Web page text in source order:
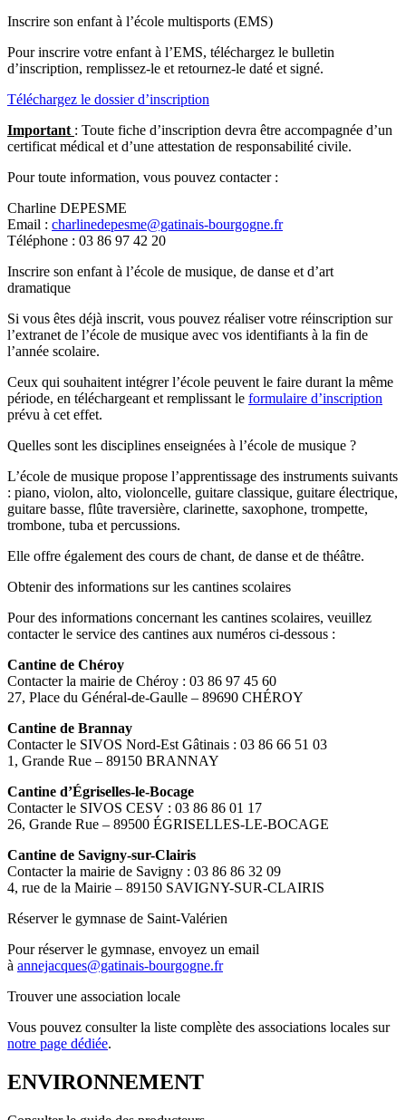
Inscrire son enfant à l’école multisports (EMS)
Pour inscrire votre enfant à l’EMS, téléchargez le bulletin
d’inscription, remplissez-le et retournez-le daté et signé.
Téléchargez le dossier d’inscription
Important : Toute fiche d’inscription devra être accompagnée d’un
certificat médical et d’une attestation de responsabilité civile.
Pour toute information, vous pouvez contacter :
Charline DEPESME
Email : charlinedepesme@gatinais-bourgogne.fr
Téléphone : 03 86 97 42 20
Inscrire son enfant à l’école de musique, de danse et d’art
dramatique
Si vous êtes déjà inscrit, vous pouvez réaliser votre réinscription sur
l’extranet de l’école de musique avec vos identifiants à la fin de
l’année scolaire.
Ceux qui souhaitent intégrer l’école peuvent le faire durant la même
période, en téléchargeant et remplissant le formulaire d’inscription
prévu à cet effet.
Quelles sont les disciplines enseignées à l’école de musique ?
L’école de musique propose l’apprentissage des instruments suivants
: piano, violon, alto, violoncelle, guitare classique, guitare électrique,
guitare basse, flûte traversière, clarinette, saxophone, trompette,
trombone, tuba et percussions.
Elle offre également des cours de chant, de danse et de théâtre.
Obtenir des informations sur les cantines scolaires
Pour des informations concernant les cantines scolaires, veuillez
contacter le service des cantines aux numéros ci-dessous :
Cantine de Chéroy
Contacter la mairie de Chéroy : 03 86 97 45 60
27, Place du Général-de-Gaulle – 89690 CHÉROY
Cantine de Brannay
Contacter le SIVOS Nord-Est Gâtinais : 03 86 66 51 03
1, Grande Rue – 89150 BRANNAY
Cantine d’Égriselles-le-Bocage
Contacter le SIVOS CESV : 03 86 86 01 17
26, Grande Rue – 89500 ÉGRISELLES-LE-BOCAGE
Cantine de Savigny-sur-Clairis
Contacter la mairie de Savigny : 03 86 86 32 09
4, rue de la Mairie – 89150 SAVIGNY-SUR-CLAIRIS
Réserver le gymnase de Saint-Valérien
Pour réserver le gymnase, envoyez un email
à annejacques@gatinais-bourgogne.fr
Trouver une association locale
Vous pouvez consulter la liste complète des associations locales sur
notre page dédiée.
ENVIRONNEMENT